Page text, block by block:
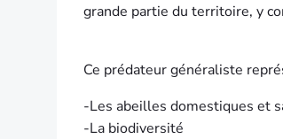
grande partie du territoire, y
Ce prédateur généraliste
-Les abeilles domestiques et
-La biodiversité